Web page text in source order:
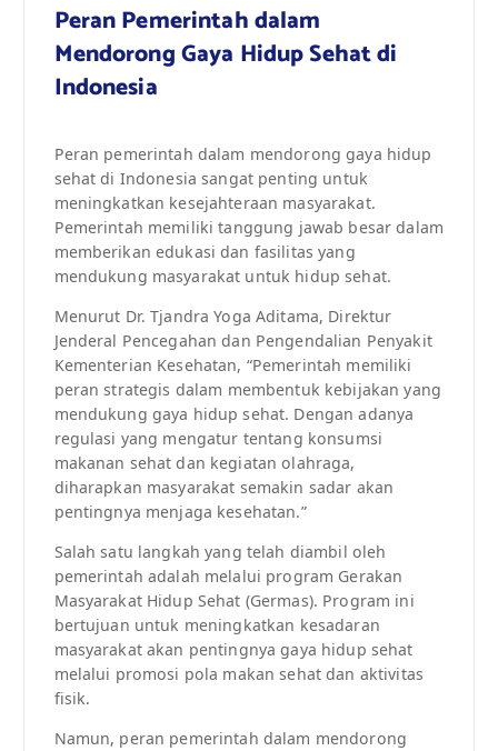
Peran Pemerintah dalam
Mendorong Gaya Hidup Sehat di
Indonesia
Peran pemerintah dalam mendorong gaya hidup
sehat di Indonesia sangat penting untuk
meningkatkan kesejahteraan masyarakat.
Pemerintah memiliki tanggung jawab besar dalam
memberikan edukasi dan fasilitas yang
mendukung masyarakat untuk hidup sehat.
Menurut Dr. Tjandra Yoga Aditama, Direktur
Jenderal Pencegahan dan Pengendalian Penyakit
Kementerian Kesehatan, “Pemerintah memiliki
peran strategis dalam membentuk kebijakan yang
mendukung gaya hidup sehat. Dengan adanya
regulasi yang mengatur tentang konsumsi
makanan sehat dan kegiatan olahraga,
diharapkan masyarakat semakin sadar akan
pentingnya menjaga kesehatan.”
Salah satu langkah yang telah diambil oleh
pemerintah adalah melalui program Gerakan
Masyarakat Hidup Sehat (Germas). Program ini
bertujuan untuk meningkatkan kesadaran
masyarakat akan pentingnya gaya hidup sehat
melalui promosi pola makan sehat dan aktivitas
fisik.
Namun, peran pemerintah dalam mendorong